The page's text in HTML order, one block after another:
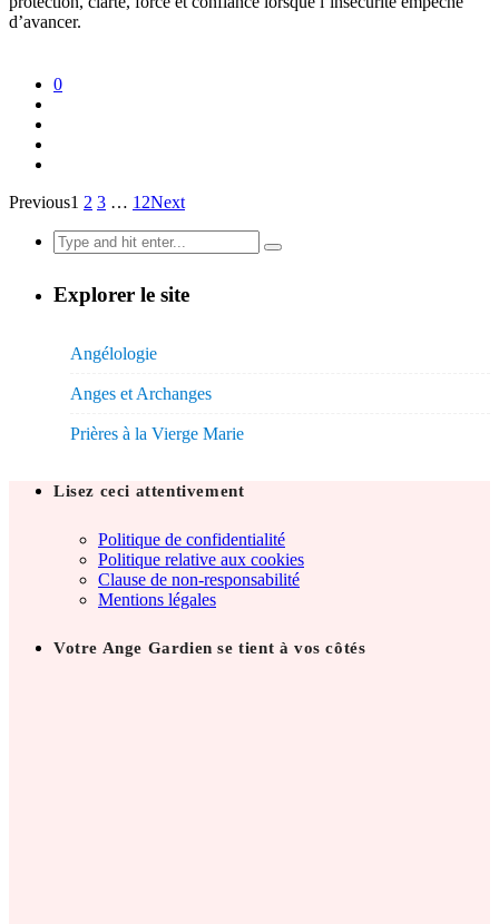
d’avancer.
0
Previous1 2 3 … 12Next
Search
for:
Explorer le site
Angélologie
Anges et Archanges
Prières à la Vierge Marie
Lisez ceci attentivement
Politique de confidentialité
Politique relative aux cookies
Clause de non-responsabilité
Mentions légales
Votre Ange Gardien se tient à vos côtés